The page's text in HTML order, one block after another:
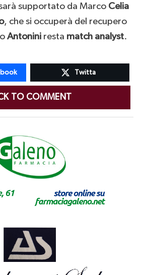
supportato da Marco Celia
, che si occuperà del recupero
Antoniniresta match analyst.
Twitta
TO COMMENT